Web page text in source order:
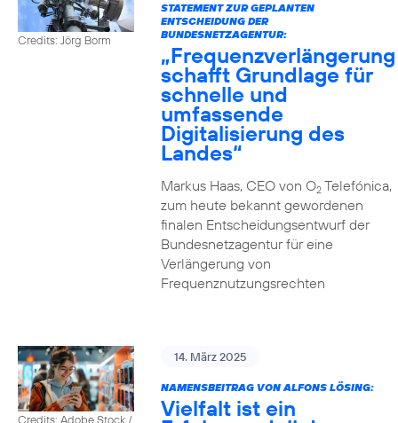
Credits: Jörg Borm
STATEMENT ZUR GEPLANTEN
ENTSCHEIDUNG DER
BUNDESNETZAGENTUR:
„Frequenzverlängerung
schafft Grundlage für
schnelle und
umfassende
Digitalisierung des
Landes“
Markus Haas, CEO von O2Telefónica,
zum heute bekannt gewordenen
finalen Entscheidungsentwurf der
Bundesnetzagentur für eine
Verlängerung von
Frequenznutzungsrechten
Credits: Adobe Stock /
14. März 2025
NAMENSBEITRAG VON ALFONS LÖSING:
Vielfalt ist ein